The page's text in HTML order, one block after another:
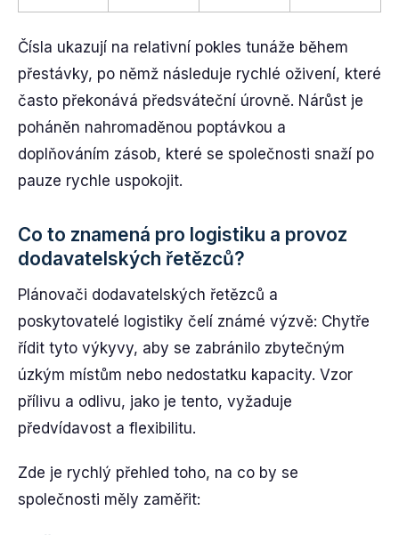
Čísla ukazují na relativní pokles tunáže během
přestávky, po němž následuje rychlé oživení, které
často překonává předsváteční úrovně. Nárůst je
poháněn nahromaděnou poptávkou a
doplňováním zásob, které se společnosti snaží po
pauze rychle uspokojit.
Co to znamená pro logistiku a provoz
dodavatelských řetězců?
Plánovači dodavatelských řetězců a
poskytovatelé logistiky čelí známé výzvě: Chytře
řídit tyto výkyvy, aby se zabránilo zbytečným
úzkým místům nebo nedostatku kapacity. Vzor
přílivu a odlivu, jako je tento, vyžaduje
předvídavost a flexibilitu.
Zde je rychlý přehled toho, na co by se
společnosti měly zaměřit: